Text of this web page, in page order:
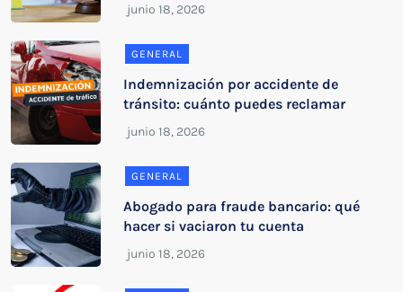
GENERAL
Indemnización por accidente de
tránsito: cuánto puedes reclamar
GENERAL
Abogado para fraude bancario: qué
hacer si vaciaron tu cuenta